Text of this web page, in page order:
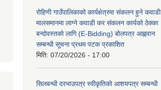
रोहिणी गाउँपालिकाको कार्यक्षेत्रमा संकलन हुने कवाडी
मालसमानमा लाग्ने कवाडी कर संकलन कार्यको ठेक्का
बन्दोवस्तको लागि (E-Bidding) बोलपत्र आह्ववान
सम्बन्धी सूचना प्रथम पटक प्रकाशित
मिति: 07/20/2026 - 17:00
सिलबन्धी दरभाउपत्र स्वीकृतिको आशयपत्र सम्बन्धी